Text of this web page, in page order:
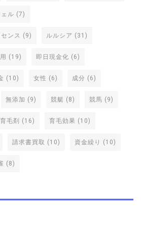
ル (7)
ンス (9) ルルシア (31)
(19) 即日現金化 (6)
(10) 女性 (6) 成分 (6)
無添加 (9) 競艇 (8) 競馬 (9)
育毛剤 (16) 育毛効果 (10)
請求書買取 (10) 資金繰り (10)
(8)